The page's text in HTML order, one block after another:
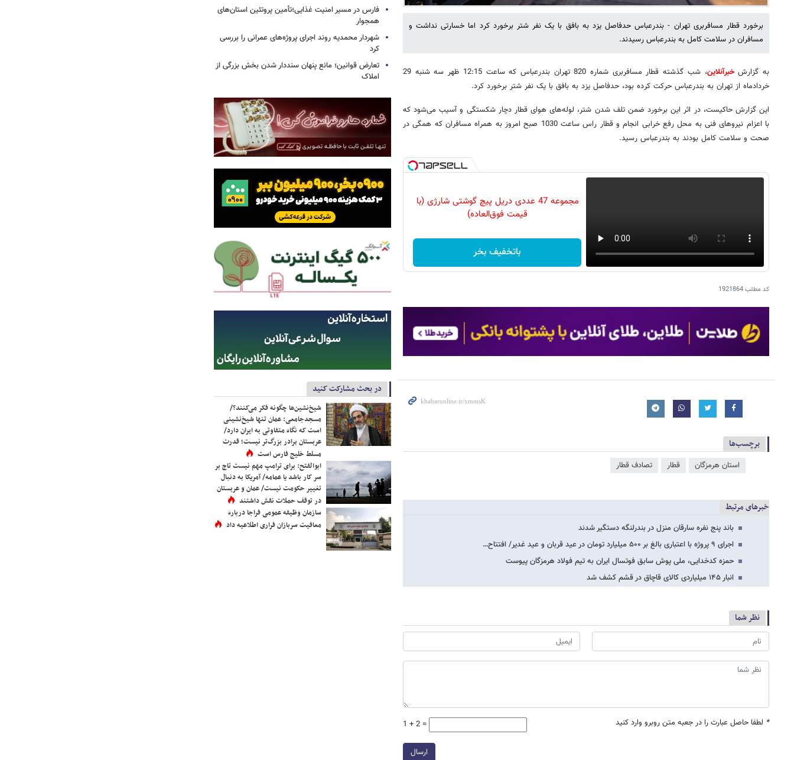
برخورد قطار مسافربری تهران - بندرعباس حدفاصل یزد به بافق با یک نفر شتر برخورد کرد اما خسارتی نداشت و
مسافران در سلامت کامل به بندرعباس رسیدند.
به گزارشخبرآنلاین
، شب گذشته قطار مسافربری شماره 820 تهران بندرعباس که ساعت 12:15 ظهر سه شنبه 29
خردادماه از تهران به بندرعباس حرکت کرده بود، حدفاصل یزد به بافق با یک نفر شتر برخورد کرد.
این گزارش حاکیست، در اثر این برخورد ضمن تلف شدن شتر، لوله‌های هوای قطار دچار شکستگی و آسیب می‌شود که
با اعزام نیروهای فنی به محل رفع خرابی انجام و قطار راس ساعت 1030 صبح امروز به همراه مسافران که همگی در
صحت و سلامت کامل بودند به بندرعباس رسید.
مجموعه 47 عددی دریل پیچ گوشتی شارژی‌ (با
قیمت فوق‌العاده)
باتخفیف بخر
کد مطلب1921864
برچسب‌ها
استان هرمزگان قطار تصادف قطار
خبرهای مرتبط
باند پنج نفره سارقان منزل در بندرلنگه دستگیر شدند
اجرای ۹ پروژه با اعتباری بالغ بر ۵۰۰ میلیارد تومان در عید قربان و عید غدیر/ افتتاح…
حمزه کدخدایی، ملی پوش سابق فوتسال ایران به تیم فولاد هرمزگان پیوست
انبار ۱۴۵ میلیاردی کالای قاچاق در قشم کشف شد
نظر شما
* لطفا حاصل عبارت را در جعبه متن روبرو وارد کنید 1 + 2 =
ارسال
فارس در مسیر امنیت غذایی؛تأمین‌ پروتئین استان‌های
همجوار
شهردار محمدیه روند اجرای پروژه‌های عمرانی را بررسی
کرد
تعارض قوانین؛ مانع پنهان سنددار شدن بخش بزرگی از
املاک
در بحث مشارکت کنید
شیخ‌نشین‌ها چگونه فکر می‌کنند؟/
مسجدجامعی: عمان تنها شیخ‌نشینی
است که نگاه متفاوتی به ایران دارد/
عربستان برادر بزرگ‌تر نیست؛ قدرت
مسلط خلیج فارس است
ابوالفتح: برای ترامپ مهم نیست تاج بر
سر کار باشد یا عمامه/ آمریکا به دنبال
تغییر حکومت نیست/ عمان و عربستان
در توقف حملات نقش داشتند
سازمان وظیفه عمومی فراجا درباره
معافیت سربازان فراری اطلاعیه داد